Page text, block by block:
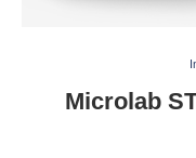
Microlab